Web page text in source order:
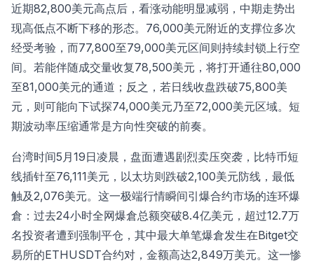
近期82,800美元高点后，看涨动能明显减弱，中期走势出
现高低点不断下移的形态。76,000美元附近的支撑位多次
经受考验，而77,800至79,000美元区间则持续封锁上行空
间。若能伴随成交量收复78,500美元，将打开通往80,000
至81,000美元的通道；反之，若日线收盘跌破75,800美
元，则可能向下试探74,000美元乃至72,000美元区域。短
期波动率压缩通常是方向性突破的前奏。
台湾时间5月19日凌晨，盘面遭遇剧烈卖压突袭，比特币短
线插针至76,111美元，以太坊则跌破2,100美元防线，最低
触及2,076美元。这一极端行情瞬间引爆合约市场的连环爆
倉：过去24小时全网爆倉总额突破8.4亿美元，超过12.7万
名投资者遭到强制平仓，其中最大单笔爆倉发生在Bitget交
易所的ETHUSDT合约对，金额高达2,849万美元。这一惨